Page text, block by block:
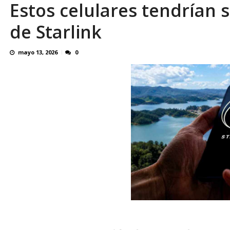
¿QUE PROTEGES TU? Por: Miguel Ángel
Estos celulares tendrían
de Starlink
mayo 13, 2026 0